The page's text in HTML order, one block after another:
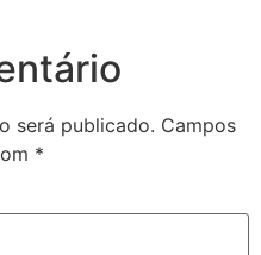
será publicado. Campos
*